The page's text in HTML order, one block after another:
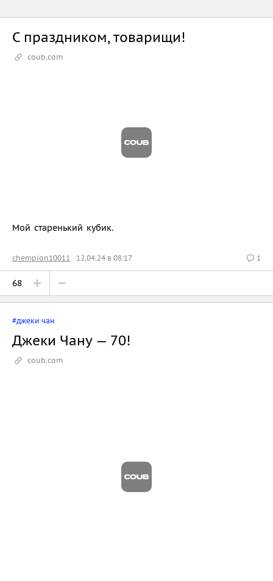
С праздником, товарищи!
coub.com
Мой старенький кубик.
chempion10011 12.04.24 в 08:17 1
68
#джеки чан
Джеки Чану — 70!
coub.com